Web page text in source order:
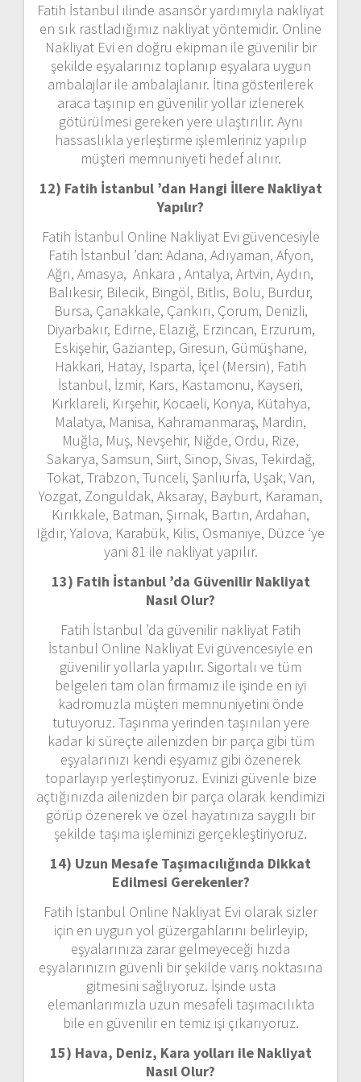
Fatih İstanbul ilinde asansör yardımıyla nakliyat
en sık rastladığımız nakliyat yöntemidir. Online
Nakliyat Evi en doğru ekipman ile güvenilir bir
şekilde eşyalarınız toplanıp eşyalara uygun
ambalajlar ile ambalajlanır. İtina gösterilerek
araca taşınıp en güvenilir yollar izlenerek
götürülmesi gereken yere ulaştırılır. Aynı
hassaslıkla yerleştirme işlemleriniz yapılıp
müşteri memnuniyeti hedef alınır.
12) Fatih İstanbul ’dan Hangi İllere Nakliyat
Yapılır?
Fatih İstanbul Online Nakliyat Evi güvencesiyle
Fatih İstanbul ’dan: Adana, Adıyaman, Afyon,
Ağrı, Amasya, Ankara , Antalya, Artvin, Aydın,
Balıkesir, Bilecik, Bingöl, Bitlis, Bolu, Burdur,
Bursa, Çanakkale, Çankırı, Çorum, Denizli,
Diyarbakır, Edirne, Elazığ, Erzincan, Erzurum,
Eskişehir, Gaziantep, Giresun, Gümüşhane,
Hakkari, Hatay, Isparta, İçel (Mersin), Fatih
İstanbul, İzmir, Kars, Kastamonu, Kayseri,
Kırklareli, Kırşehir, Kocaeli, Konya, Kütahya,
Malatya, Manisa, Kahramanmaraş, Mardin,
Muğla, Muş, Nevşehir, Niğde, Ordu, Rize,
Sakarya, Samsun, Siirt, Sinop, Sivas, Tekirdağ,
Tokat, Trabzon, Tunceli, Şanlıurfa, Uşak, Van,
Yozgat, Zonguldak, Aksaray, Bayburt, Karaman,
Kırıkkale, Batman, Şırnak, Bartın, Ardahan,
Iğdır, Yalova, Karabük, Kilis, Osmaniye, Düzce ‘ye
yani 81 ile nakliyat yapılır.
13) Fatih İstanbul ’da Güvenilir Nakliyat
Nasıl Olur?
Fatih İstanbul ’da güvenilir nakliyat Fatih
İstanbul Online Nakliyat Evi güvencesiyle en
güvenilir yollarla yapılır. Sigortalı ve tüm
belgeleri tam olan firmamız ile işinde en iyi
kadromuzla müşteri memnuniyetini önde
tutuyoruz. Taşınma yerinden taşınılan yere
kadar ki süreçte ailenizden bir parça gibi tüm
eşyalarınızı kendi eşyamız gibi özenerek
toparlayıp yerleştiriyoruz. Evinizi güvenle bize
açtığınızda ailenizden bir parça olarak kendimizi
görüp özenerek ve özel hayatınıza saygılı bir
şekilde taşıma işleminizi gerçekleştiriyoruz.
14) Uzun Mesafe Taşımacılığında Dikkat
Edilmesi Gerekenler?
Fatih İstanbul Online Nakliyat Evi olarak sizler
için en uygun yol güzergahlarını belirleyip,
eşyalarınıza zarar gelmeyeceği hızda
eşyalarınızın güvenli bir şekilde varış noktasına
gitmesini sağlıyoruz. İşinde usta
elemanlarımızla uzun mesafeli taşımacılıkta
bile en güvenilir en temiz işi çıkarıyoruz.
15) Hava, Deniz, Kara yolları ile Nakliyat
Nasıl Olur?